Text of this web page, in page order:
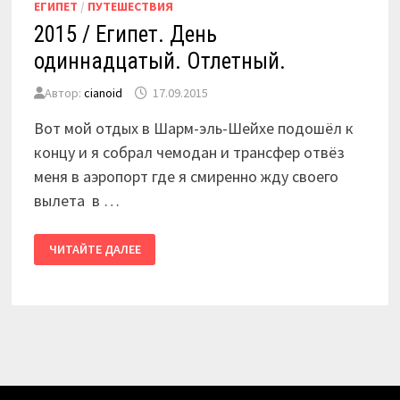
ЕГИПЕТ / ПУТЕШЕСТВИЯ
2015 / Египет. День
одиннадцатый. Отлетный.
Автор: cianoid 17.09.2015
Вот мой отдых в Шарм-эль-Шейхе подошёл к
концу и я собрал чемодан и трансфер отвёз
меня в аэропорт где я смиренно жду своего
вылета в …
/
ЕГИПЕТ.
ЧИТАЙТЕ ДАЛЕЕ